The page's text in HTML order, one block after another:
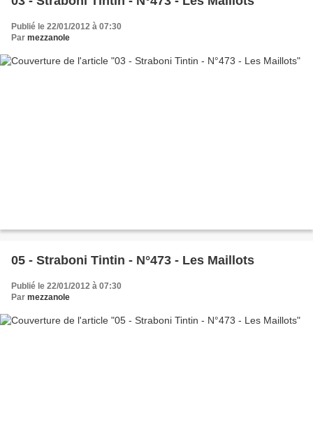
Publié le 22/01/2012 à 07:30
Par mezzanole
05 - Straboni Tintin - N°473 - Les Maillots
Publié le 22/01/2012 à 07:30
Par mezzanole